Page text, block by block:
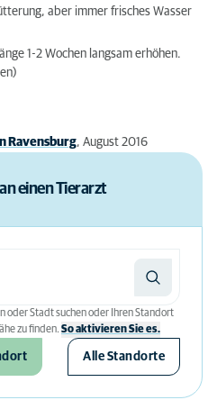
aber immer frisches Wasser
1-2 Wochen langsam erhöhen.
Ravensburg, August 2016
einen Tierarzt
oder Stadt suchen oder Ihren Standort
zu finden. So aktivieren Sie es.
Alle Standorte